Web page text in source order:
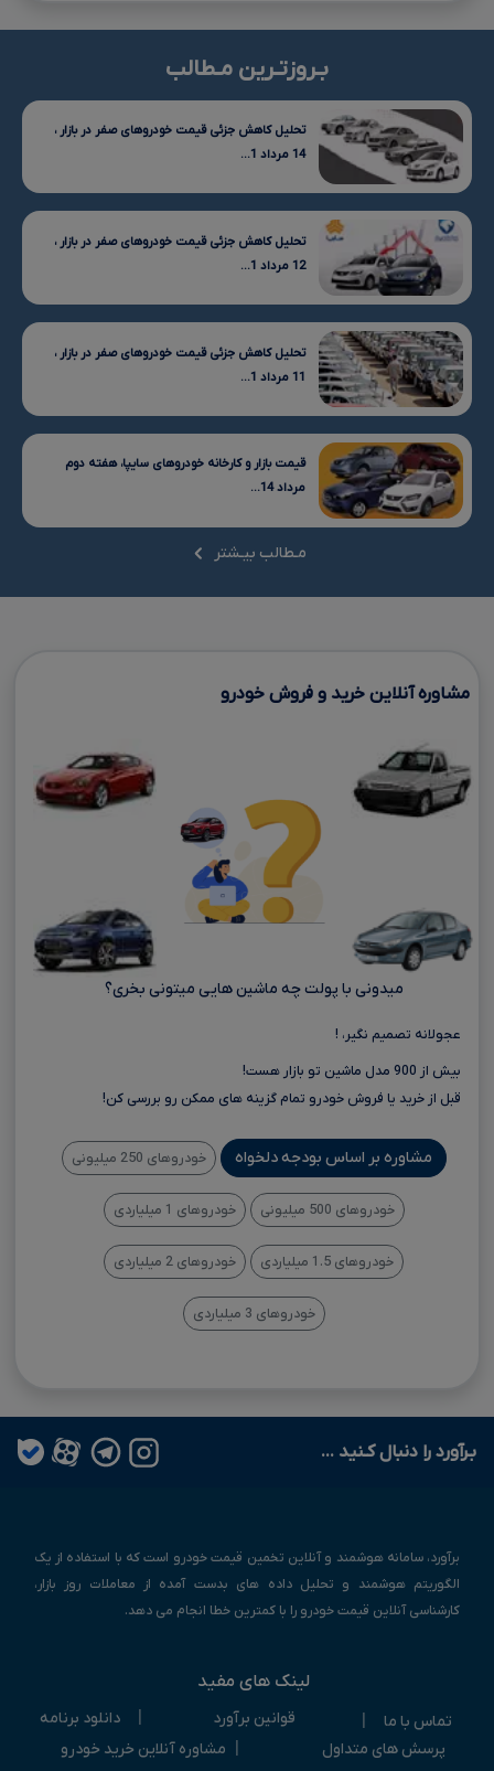
بـروزتـرین مـطالب
تحلیل کاهش جزئی قیمت خودروهای صفر در بازار ،
14 مرداد 1...
تحلیل کاهش جزئی قیمت خودروهای صفر در بازار ،
12 مرداد 1...
تحلیل کاهش جزئی قیمت خودروهای صفر در بازار ،
11 مرداد 1...
قیمت بازار و کارخانه خودروهای سایپا، هفته دوم
مرداد 14...
مـطالب بیـشتر
مشاوره آنلاین خرید و فروش خودرو
میدونی با پولت چه ماشین هایی میتونی بخری؟
عجولانه تصمیم نگیر، !
بیش از 900 مدل ماشین تو بازار هست!
قبل از خرید یا فروش خودرو تمام گزینه های ممکن رو بررسی کن!
مشاوره بر اساس بودجه دلخواه خودروهای 250 میلیونی
خودروهای 500 میلیونی خودروهای 1 میلیاردی
خودروهای 1.5 میلیاردی خودروهای 2 میلیاردی
خودروهای 3 میلیاردی
بـرآورد را دنبال کـنید ...
برآورد، سامانه هوشمند و آنلاین تخمین قیمت خودرو است که با استفاده از یک
الگوریتم هوشمند و تحلیل داده های بدست آمده از معاملات روز بازار،
کارشناسی آنلاین قیمت خودرو را با کمترین خطا انجام می دهد.
لینک های مفید
تماس با ما قوانین برآورد
دانلود برنامه
پرسش های متداول
مشاوره آنلاین خرید خودرو